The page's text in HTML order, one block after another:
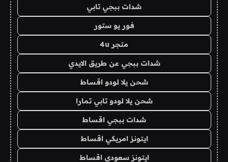
شدات ببجي تابي
فور يو ستور
متجر 4u
شدات ببجي عن طريق الايدي
شحن يلا لودو اقساط
شحن يلا لودو تابي تمارا
شدات ببجي اقساط
ايتونز امريكي اقساط
ايتونز سعودي اقساط